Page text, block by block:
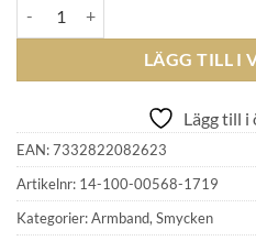
LÄGG TILL I
Lägg till i
EAN:7332822082623
Artikelnr: 14-100-00568-1719
Kategorier:Armband, Smycken